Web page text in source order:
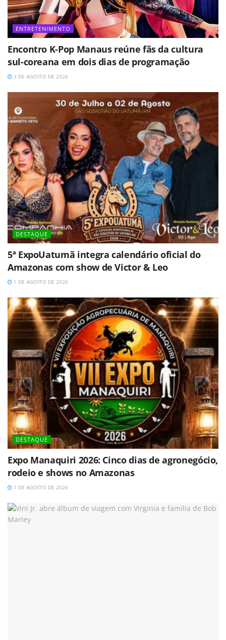
ENTRETENIMENTO
Encontro K-Pop Manaus reúne fãs da cultura
sul-coreana em dois dias de programação
3 DE AGOSTO DE 2026
DESTAQUE
5ª ExpoUatumã integra calendário oficial do
Amazonas com show de Victor & Leo
1 DE AGOSTO DE 2026
DESTAQUE
Expo Manaquiri 2026: Cinco dias de agronegócio,
rodeio e shows no Amazonas
1 DE AGOSTO DE 2026